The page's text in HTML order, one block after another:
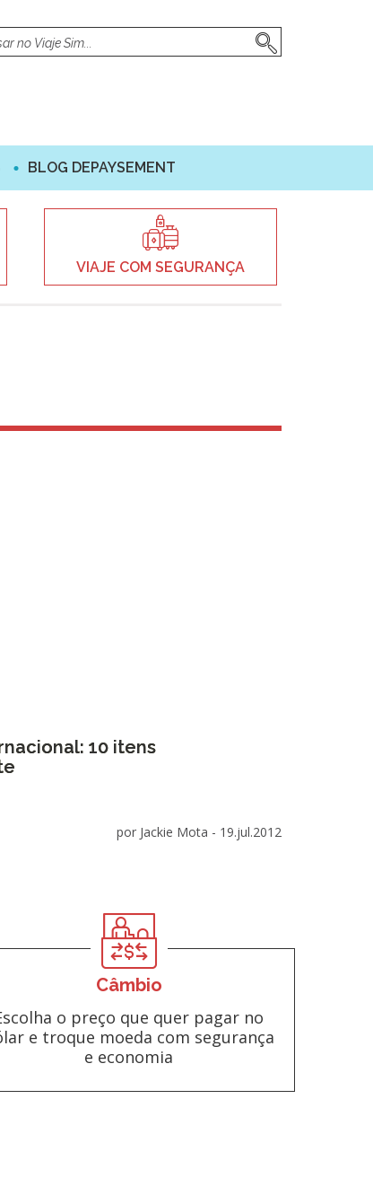
BLOG DEPAYSEMENT
VIAJE COM SEGURANÇA
10 itens
por Jackie Mota - 19.jul.2012
Câmbio
o preço que quer pagar no
e troque moeda com segurança
e economia